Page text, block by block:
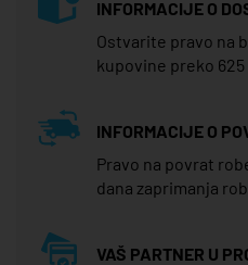
INFORMACIJE O
Ostvarite pravo na
kupovine preko 625
INFORMACIJE O
Pravo na povrat
dana zaprimanja
VAŠ PARTNER U